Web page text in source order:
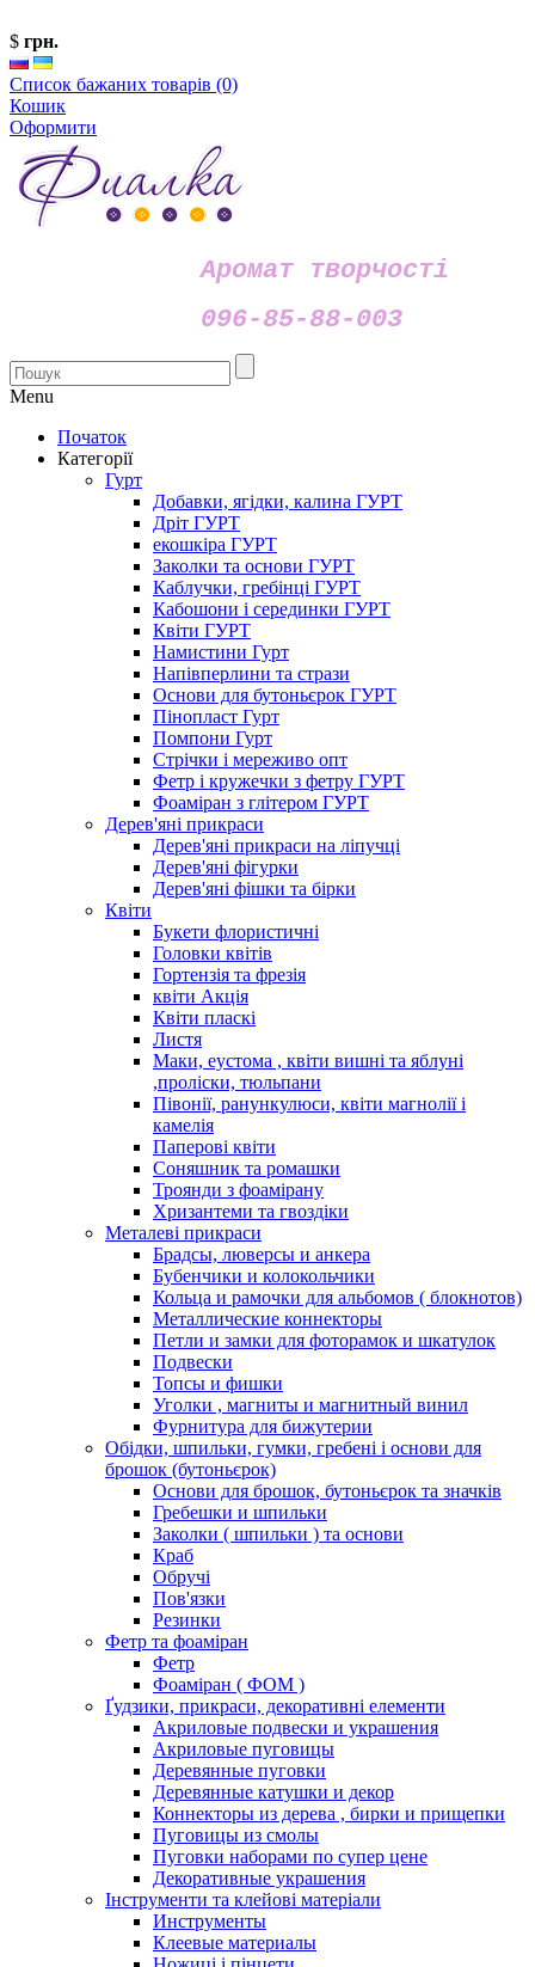
$ грн.
Список бажаних товарів (0)
Кошик
Оформити
Аромат творчості
096-85-88-003
Menu
Початок
Категорії
Гурт
Добавки, ягідки, калина ГУРТ
Дріт ГУРТ
екошкіра ГУРТ
Заколки та основи ГУРТ
Каблучки, гребінці ГУРТ
Кабошони і серединки ГУРТ
Квіти ГУРТ
Намистини Гурт
Напівперлини та стрази
Основи для бутоньєрок ГУРТ
Пінопласт Гурт
Помпони Гурт
Стрічки і мереживо опт
Фетр і кружечки з фетру ГУРТ
Фоаміран з глітером ГУРТ
Дерев'яні прикраси
Дерев'яні прикраси на ліпучці
Дерев'яні фігурки
Дерев'яні фішки та бірки
Квіти
Букети флористичні
Головки квітів
Гортензія та фрезія
квіти Акція
Квіти пласкі
Листя
Маки, еустома , квіти вишні та яблуні
,проліски, тюльпани
Півонії, ранункулюси, квіти магнолії і
камелія
Паперові квіти
Соняшник та ромашки
Троянди з фоамірану
Хризантеми та гвоздіки
Металеві прикраси
Брадсы, люверсы и анкера
Бубенчики и колокольчики
Кольца и рамочки для альбомов ( блокнотов)
Металлические коннекторы
Петли и замки для фоторамок и шкатулок
Подвески
Топсы и фишки
Уголки , магниты и магнитный винил
Фурнитура для бижутерии
Обідки, шпильки, гумки, гребені і основи для
брошок (бутоньєрок)
Основи для брошок, бутоньєрок та значків
Гребешки и шпильки
Заколки ( шпильки ) та основи
Краб
Обручі
Пов'язки
Резинки
Фетр та фоаміран
Фетр
Фоаміран ( ФОМ )
Ґудзики, прикраси, декоративні елементи
Акриловые подвески и украшения
Акриловые пуговицы
Деревянные пуговки
Деревянные катушки и декор
Коннекторы из дерева , бирки и прищепки
Пуговицы из смолы
Пуговки наборами по супер цене
Декоративные украшения
Інструменти та клейові матеріали
Инструменты
Клеевые материалы